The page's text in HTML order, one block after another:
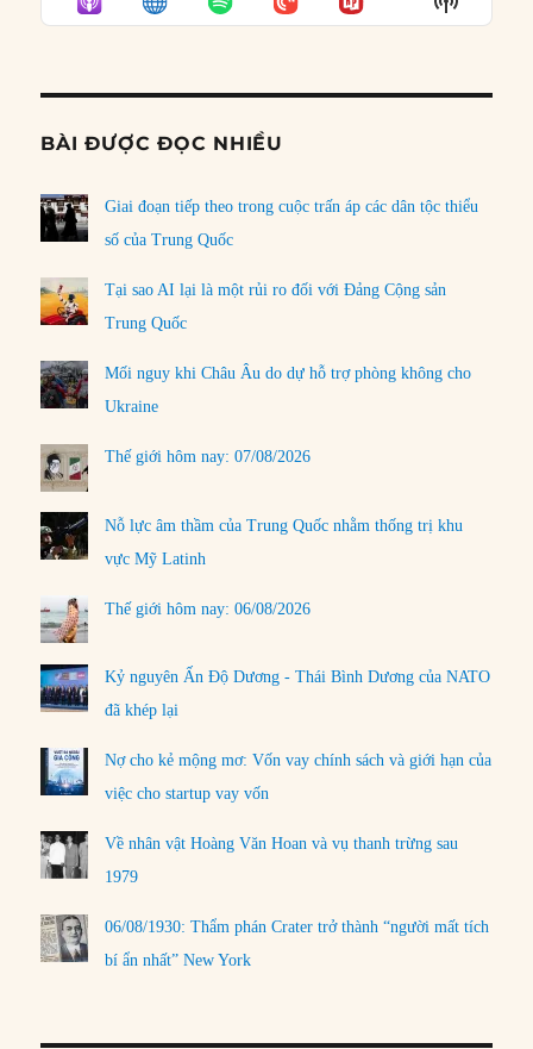
LIST
Podcast
BÀI ĐƯỢC ĐỌC NHIỀU
Giai đoạn tiếp theo trong cuộc trấn áp các dân tộc thiểu
số của Trung Quốc
Tại sao AI lại là một rủi ro đối với Đảng Cộng sản
Trung Quốc
Mối nguy khi Châu Âu do dự hỗ trợ phòng không cho
Ukraine
Thế giới hôm nay: 07/08/2026
Nỗ lực âm thầm của Trung Quốc nhằm thống trị khu
vực Mỹ Latinh
Thế giới hôm nay: 06/08/2026
Kỷ nguyên Ấn Độ Dương - Thái Bình Dương của NATO
đã khép lại
Nợ cho kẻ mộng mơ: Vốn vay chính sách và giới hạn của
việc cho startup vay vốn
Về nhân vật Hoàng Văn Hoan và vụ thanh trừng sau
1979
06/08/1930: Thẩm phán Crater trở thành “người mất tích
bí ẩn nhất” New York